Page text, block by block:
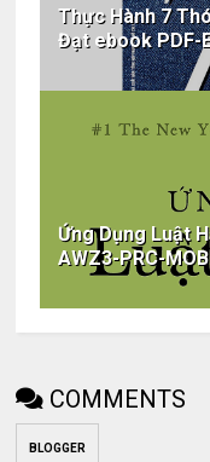
Thực Hành 7
Đạt ebook PDF-
Ứng Dụng Luật
AWZ3-PRC-
COMMENTS
BLOGGER